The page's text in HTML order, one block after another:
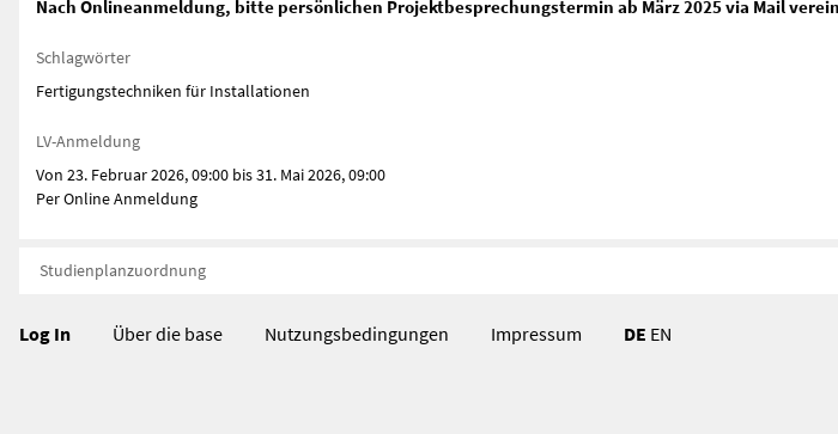
Nach Onlineanmeldung, bitte persönlichen Projektbesprechungstermin ab März 2025 via Mail
Schlagwörter
Fertigungstechniken für Installationen
LV-Anmeldung
Von 23. Februar 2026, 09:00 bis 31. Mai 2026, 09:00
Per Online Anmeldung
Studienplanzuordnung
Log In Über die base Nutzungsbedingungen Impressum DE EN